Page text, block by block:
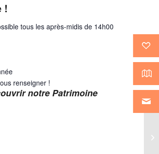
!
tous les après-midis de 14h00
renseigner !
notre Patrimoine